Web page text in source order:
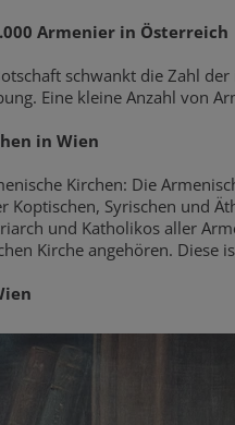
Armenier in Österreich
schwankt die Zahl
Eine kleine Anzahl von
in Wien
Kirchen: Die
Koptischen, Syrischen und
und Katholikos aller
Kirche angehören. Diese